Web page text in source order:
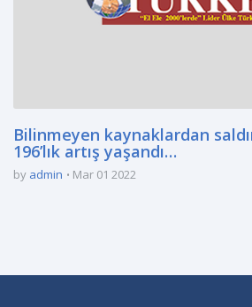
Bilinmeyen kaynaklardan
196’lık artış yaşandı…
by admin Mar 01 2022